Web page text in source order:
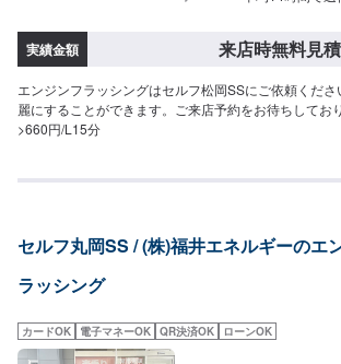
実績金額 来店時無料見積
エンジンフラッシングはセルフ松岡SSにご依頼くだ
麗にすることができます。ご来店予約をお待ちしてお
>660円/L15分
セルフ丸岡SS / (株)福井エネルギーのエ
ラッシング
カードOK 電子マネーOK QR決済OK ローンOK